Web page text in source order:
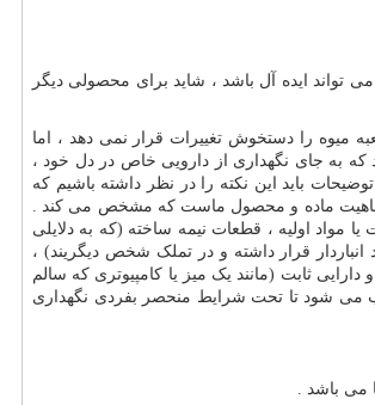
ایده آل باشد ، شاید برای محصولی دیگر
میوه را دستخوش تغییرات قرار نمی دهد ، اما
به جای نگهداری از دارویی خاص در دل خود ،
باید این نکته را در نظر داشته باشیم که
را ماهیت ماده و محصول ماست که مشخص می کند .
مواد اولیه ، قطعات نیمه ساخته (که به دلایلی
قرار داشته و در تملک شخص دیگریند) ،
ثابت (مانند یک میز یا کامپیوتری که سالم
می شود تا تحت شرایط منحصر بفردی نگهداری
می باشد .